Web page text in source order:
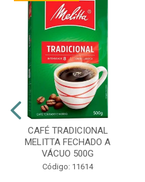
CAFÉ TRADICIONAL
MELITTA FECHADO A
VÁCUO 500G
Código: 11614